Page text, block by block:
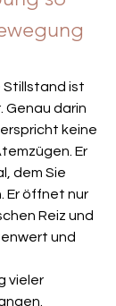
Stillstand ist
Genau darin
keine
Er
dem Sie
Er öffnet nur
Reiz und
und
vieler